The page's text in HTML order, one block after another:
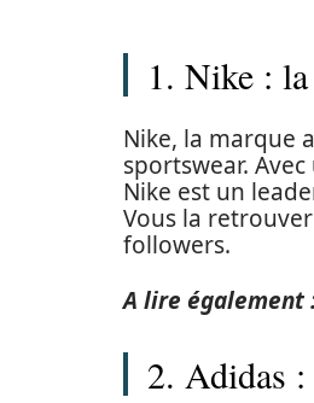
1. Nike :
Nike, la marque
sportswear.
Nike est un
Vous la
followers.
A lire également
2. Adidas